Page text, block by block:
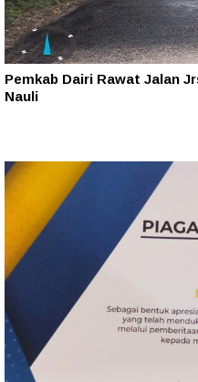
Pemkab Dairi Rawat Jalan
Nauli